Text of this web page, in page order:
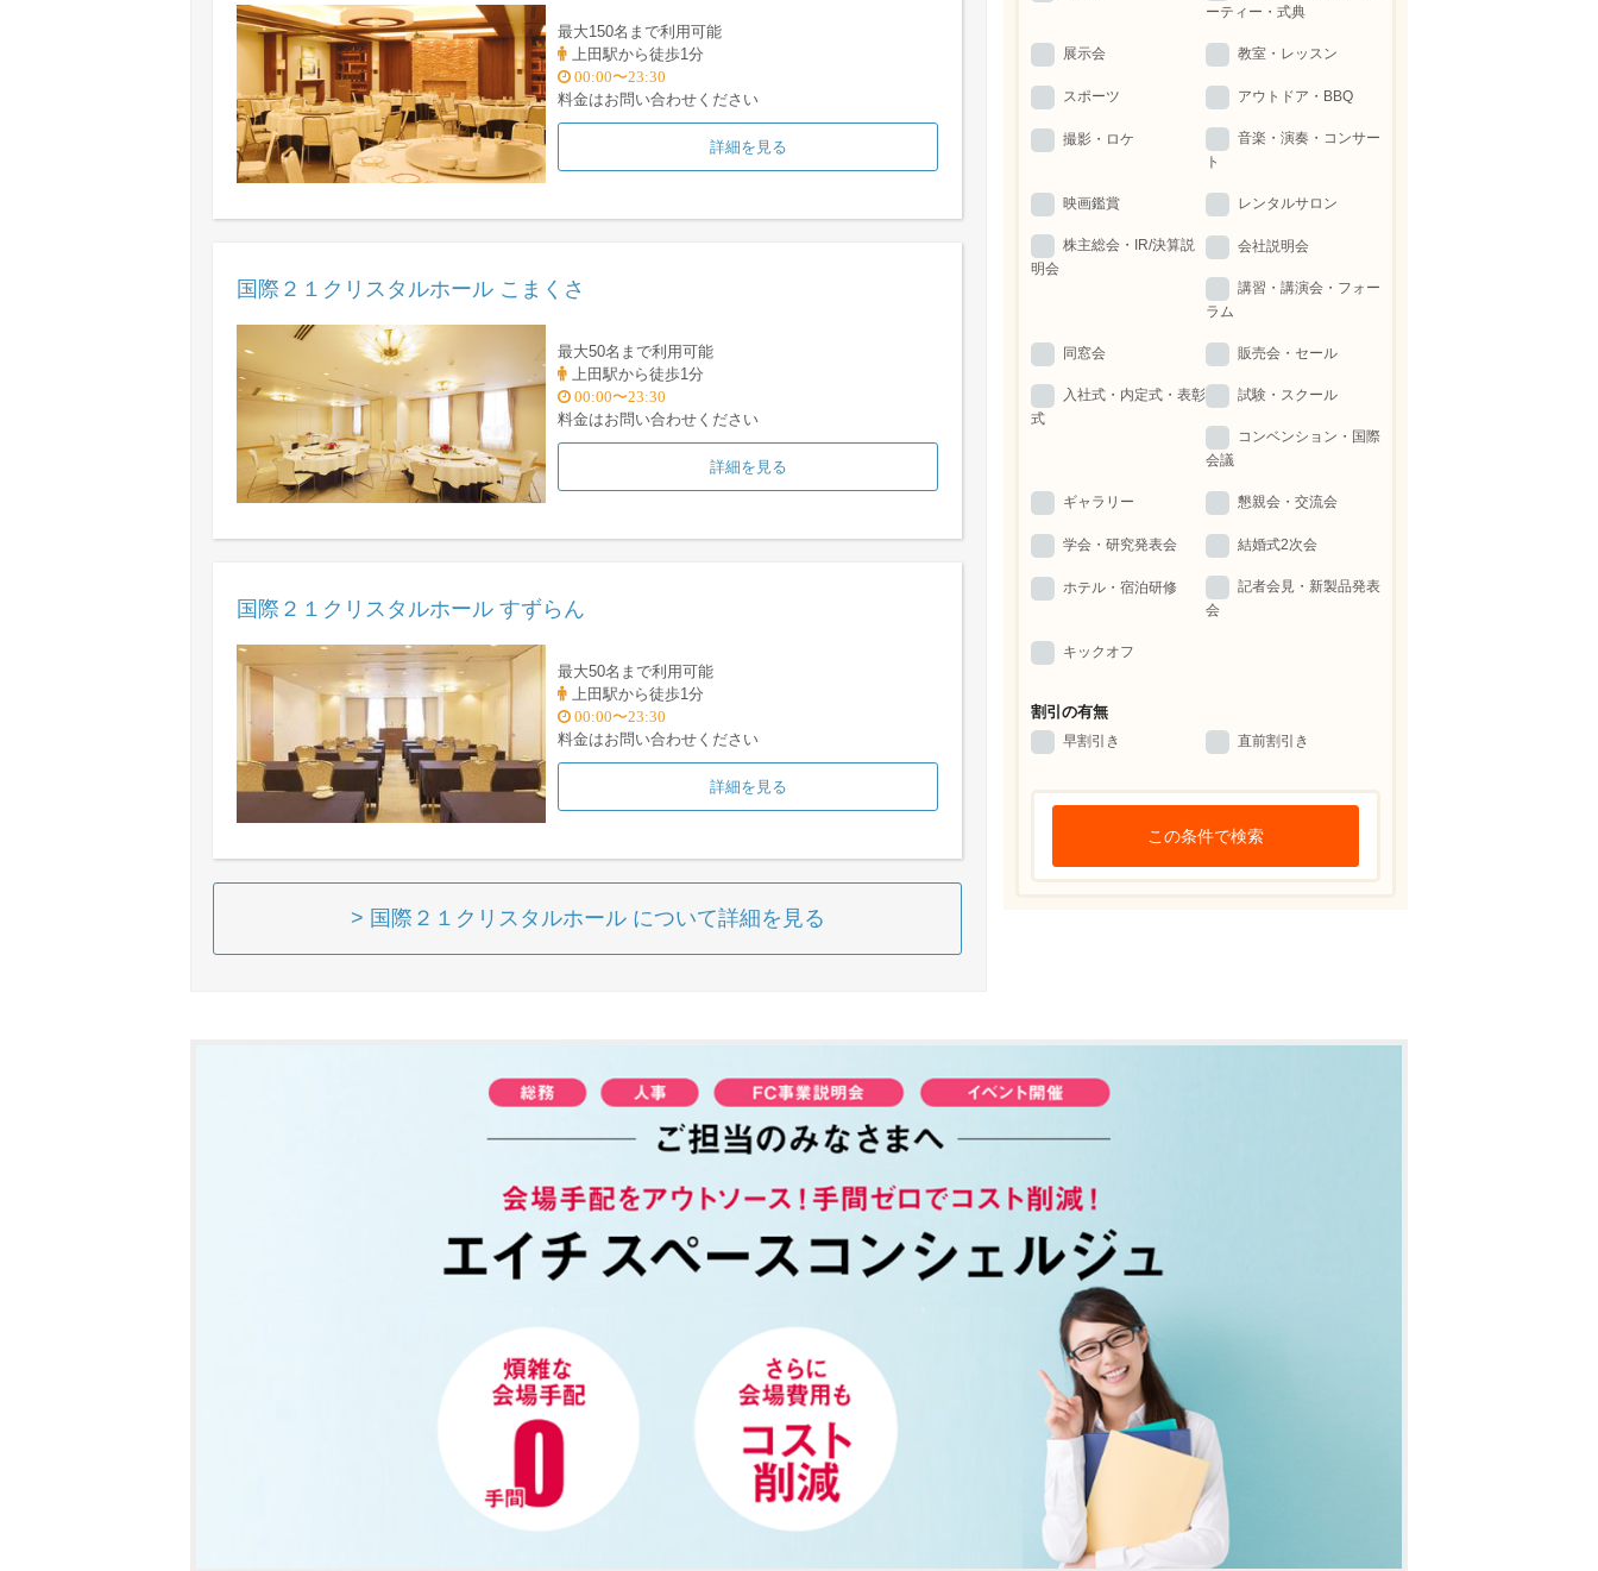
最大150名まで利用可能
上田駅から徒歩1分
00:00〜23:30
料金はお問い合わせください
詳細を見る
国際２１クリスタルホール こまくさ
最大50名まで利用可能
上田駅から徒歩1分
00:00〜23:30
料金はお問い合わせください
詳細を見る
国際２１クリスタルホール すずらん
最大50名まで利用可能
上田駅から徒歩1分
00:00〜23:30
料金はお問い合わせください
詳細を見る
> 国際２１クリスタルホール について詳細を見る
ーティー・式典
展示会 教室・レッスン
スポーツ アウトドア・BBQ
撮影・ロケ
音楽・演奏・コンサー
ト
映画鑑賞 レンタルサロン
株主総会・IR/決算説
明会
会社説明会
講習・講演会・フォー
ラム
同窓会 販売会・セール
入社式・内定式・表彰
式
試験・スクール
コンベンション・国際
会議
ギャラリー 懇親会・交流会
学会・研究発表会 結婚式2次会
ホテル・宿泊研修
記者会見・新製品発表
会
キックオフ
割引の有無
早割引き 直前割引き
この条件で検索